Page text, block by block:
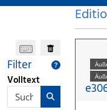
Filter
Volltext